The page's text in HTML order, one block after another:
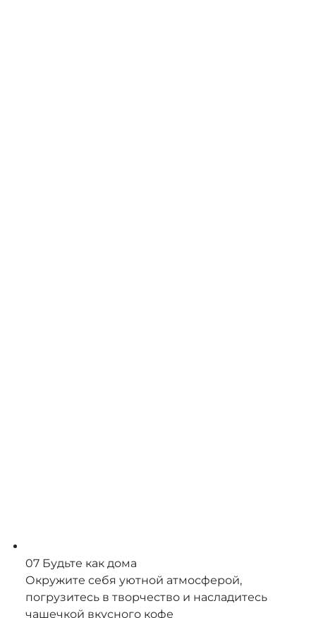
07 Будьте как дома
Окружите себя уютной атмосферой,
погрузитесь в творчество и насладитесь
чашечкой вкусного кофе